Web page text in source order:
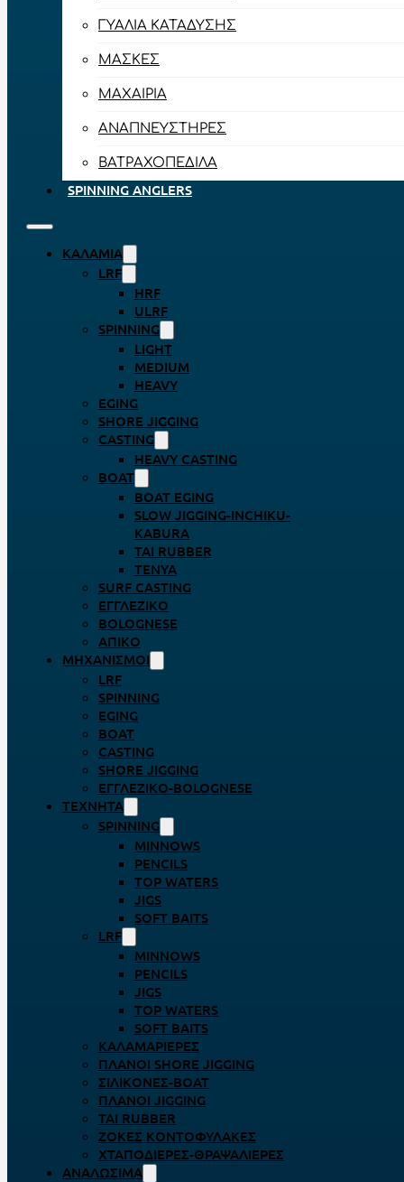
ΓΥΑΛΙΆ ΚΑΤΆΔΥΣΗΣ
ΜΆΣΚΕΣ
ΜΑΧΑΊΡΙΑ
ΑΝΑΠΝΕΥΣΤΉΡΕΣ
ΒΑΤΡΑΧΟΠΈΔΙΛΑ
SPINNING ANGLERS
ΚΑΛΆΜΙΑ
LRF
HRF
ULRF
SPINNING
LIGHT
MEDIUM
HEAVY
EGING
SHORE JIGGING
CASTING
HEAVY CASTING
BOAT
BOAT EGING
SLOW JIGGING-INCHIKU-
KABURA
TAI RUBBER
TENYA
SURF CASTING
ΕΓΓΛΈΖΙΚΟ
BOLOGNESE
ΑΠΊΚΟ
ΜΗΧΑΝΙΣΜΟΊ
LRF
SPINNING
EGING
BOAT
CASTING
SHORE JIGGING
ΕΓΓΛΈΖΙΚΟ-BOLOGNESE
ΤΕΧΝΗΤΆ
SPINNING
MINNOWS
PENCILS
TOP WATERS
JIGS
SOFT BAITS
LRF
MINNOWS
PENCILS
JIGS
TOP WATERS
SOFT BAITS
ΚΑΛΑΜΑΡΙΈΡΕΣ
ΠΛΆΝΟΙ SHORE JIGGING
ΣΙΛΙΚΌΝΕΣ-BOAT
ΠΛΆΝΟΙ JIGGING
TAI RUBBER
ΖΌΚΕΣ ΚΟΝΤΟΦΎΛΑΚΕΣ
ΧΤΑΠΟΔΙΈΡΕΣ-ΘΡΑΨΑΛΙΈΡΕΣ
ΑΝΑΛΏΣΙΜΑ